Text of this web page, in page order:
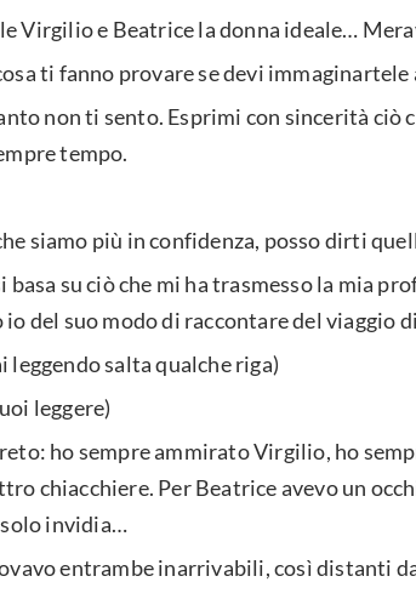
Virgilio e Beatrice la donna ideale…
ti fanno provare se devi
non ti sento. Esprimi con sincerità ciò
tempo.
siamo più in confidenza, posso dirti
basa su ciò che mi ha trasmesso la mia
del suo modo di raccontare del viaggio
leggendo salta qualche riga)
leggere)
ho sempre ammirato Virgilio, ho
chiacchiere. Per Beatrice avevo un
invidia…
entrambe inarrivabili, così distanti